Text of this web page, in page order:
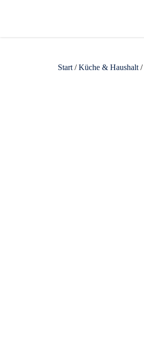
Start /Küche & Haushalt /